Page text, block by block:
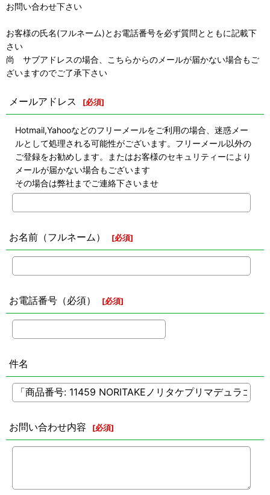
お問い合わせ下さい
お客様の氏名(フルネーム)とお電話番号を必ず質問とともに記載下
さい
尚 サブアドレスの場合、こちらからのメールが届かない場合もご
ざいますのでご了承下さい
メールアドレス [必須]
Hotmail,Yahooなどのフリーメールをご利用の場合、迷惑メー
ルとして処理される可能性がございます。フリーメール以外の
ご登録をお勧めします。またはお客様のセキュリティーにより
メールが届かない場合もございます
その場合は弊社までご連絡下さいませ
お名前（フルネーム） [必須]
お電話番号（必須） [必須]
件名
お問い合わせ内容 [必須]